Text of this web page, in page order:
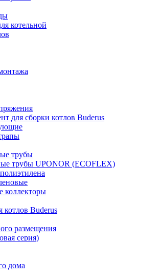
котельной
для сборки котлов Buderus
трубы
трубы UPONOR (ECOFLEX)
коллекторы
котлов Buderus
размещения
серия)
дома